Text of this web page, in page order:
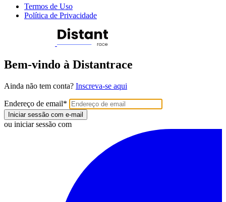
Termos de Uso
Política de Privacidade
Bem-vindo à Distantrace
Ainda não tem conta? Inscreva-se aqui
Endereço de email*
Iniciar sessão com e-mail
ou iniciar sessão com